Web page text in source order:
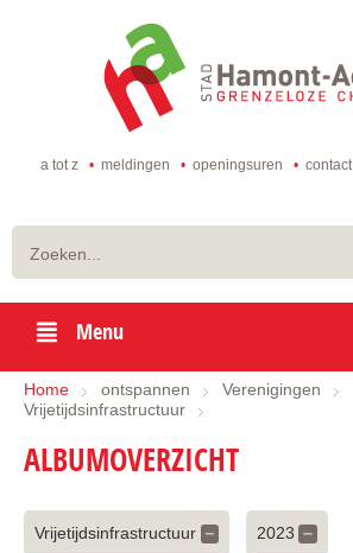
de
a tot z meldingen openingsuren contact
Menu
Home ontspannen
Verenigingen
Vrijetijdsinfrastructuur
ALBUMOVERZICHT
Fotoalbums
Vrijetijdsinfrastructuur 2023